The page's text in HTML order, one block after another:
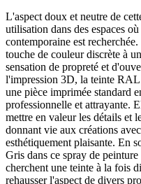
L'aspect doux et neutre de
utilisation dans des espaces
contemporaine est
touche de couleur discrète à
sensation de propreté et
l'impression 3D, la teinte
une pièce imprimée standard
professionnelle et attrayante.
mettre en valeur les détails et
donnant vie aux créations
esthétiquement plaisante. En
Gris dans ce spray de
cherchent une teinte à la fois
rehausser l'aspect de divers